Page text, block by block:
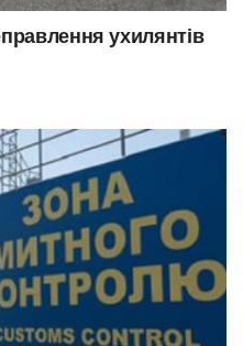
ухилянтів